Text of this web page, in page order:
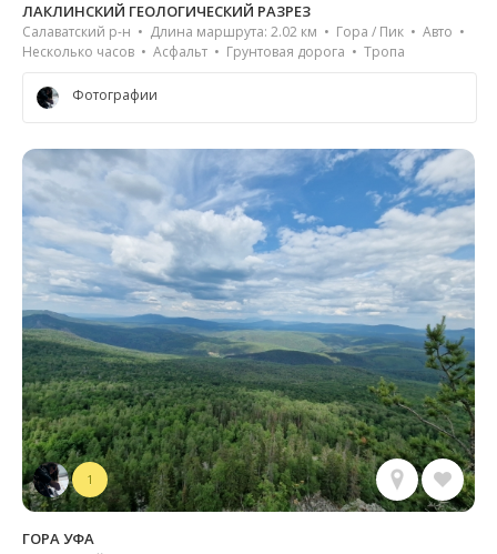
ЛАКЛИНСКИЙ ГЕОЛОГИЧЕСКИЙ РАЗРЕЗ
Салаватский р-н • Длина маршрута: 2.02 км • Гора / Пик • Авто •
Несколько часов • Асфальт • Грунтовая дорога • Тропа
Фотографии
1
ГОРА УФА